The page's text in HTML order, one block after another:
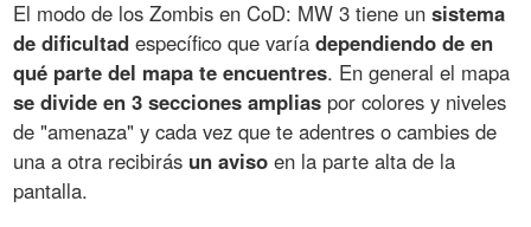
El modo de los Zombis en CoD: MW 3 tiene unsistema
de dificultad específico que varíadependiendo de en
qué parte del mapa te encuentres. En general el mapa
se divide en 3 secciones amplias por colores y niveles
de "amenaza" y cada vez que te adentres o cambies de
una a otra recibirás un aviso en la parte alta de la
pantalla.